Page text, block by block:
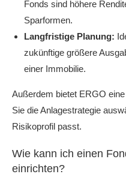
Fonds sind höhere
Sparformen.
Langfristige Planung:
zukünftige größere
einer Immobilie.
Außerdem bietet ERGO
Sie die Anlagestrategie
Risikoprofil passt.
Wie kann ich einen
einrichten?